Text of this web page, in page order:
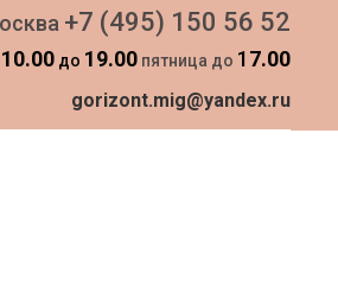
+7 (495) 150 56 52
10.00 до 19.00 пятница до 17.00
gorizont.mig@yandex.ru